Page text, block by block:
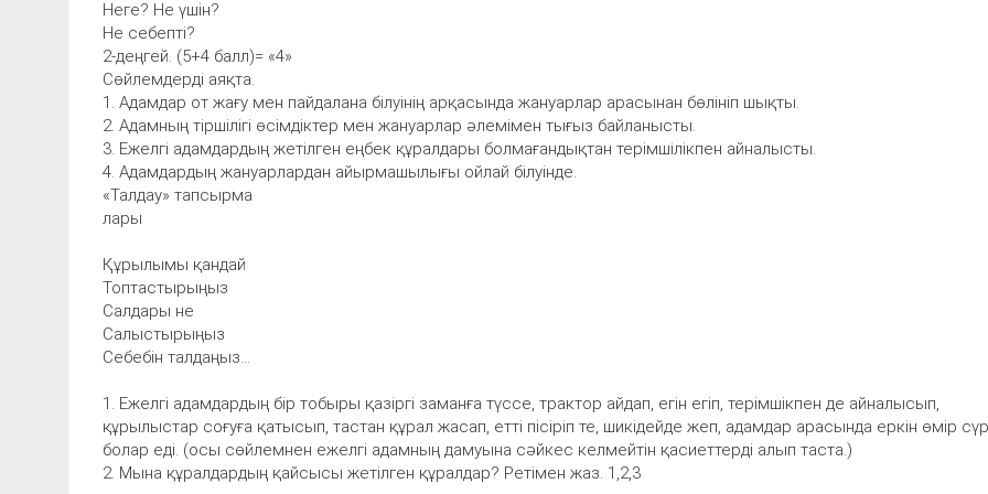
Неге? Не үшін?
Не себепті?
2-деңгей. (5+4 балл)= «4»
Сөйлемдерді аяқта.
1. Адамдар от жағу мен пайдалана білуінің арқасында жануарлар арасынан бөлініп шықты.
2. Адамның тіршілігі өсімдіктер мен жануарлар әлемімен тығыз байланысты.
3. Ежелгі адамдардың жетілген еңбек құралдары болмағандықтан терімшілікпен айналысты.
4. Адамдардың жануарлардан айырмашылығы ойлай білуінде.
«Талдау» тапсырма
лары
Құрылымы қандай
Топтастырыңыз
Салдары не
Салыстырыңыз
Себебін талдаңыз...
1. Ежелгі адамдардың бір тобыры қазіргі заманға түссе, трактор айдап, егін егіп, терімшікпен де айналысып,
құрылыстар соғуға қатысып, тастан құрал жасап, етті пісіріп те, шикідейде жеп, адамдар арасында еркін өмір
болар еді. (осы сөйлемнен ежелгі адамның дамуына сәйкес келмейтін қасиеттерді алып таста.)
2. Мына құралдардың қайсысы жетілген құралдар? Ретімен жаз. 1,2,3